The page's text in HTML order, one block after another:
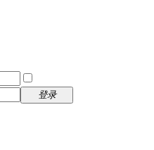
登录